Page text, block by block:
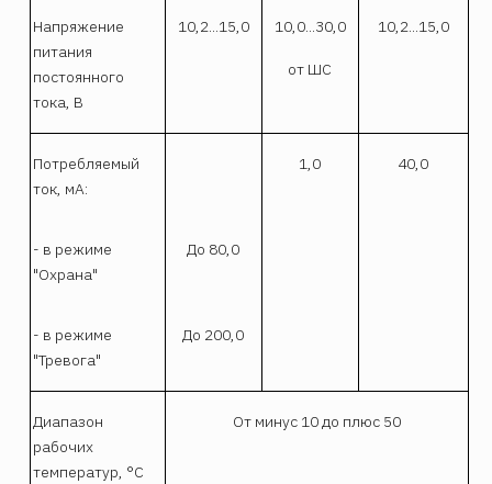
Напряжение
питания
постоянного
тока, В
10,2...15,0 10,0...30,0
от ШС
10,2...15,0
Потребляемый
ток, мА:
1,0 40,0
- в режиме
"Охрана"
До 80,0
- в режиме
"Тревога"
До 200,0
Диапазон
рабочих
температур, °С
От минус 10 до плюс 50